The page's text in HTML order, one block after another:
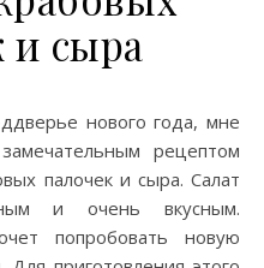
и сыра
рецептом
палочек и сыра. Салат
и очень вкусным.
попробовать новую